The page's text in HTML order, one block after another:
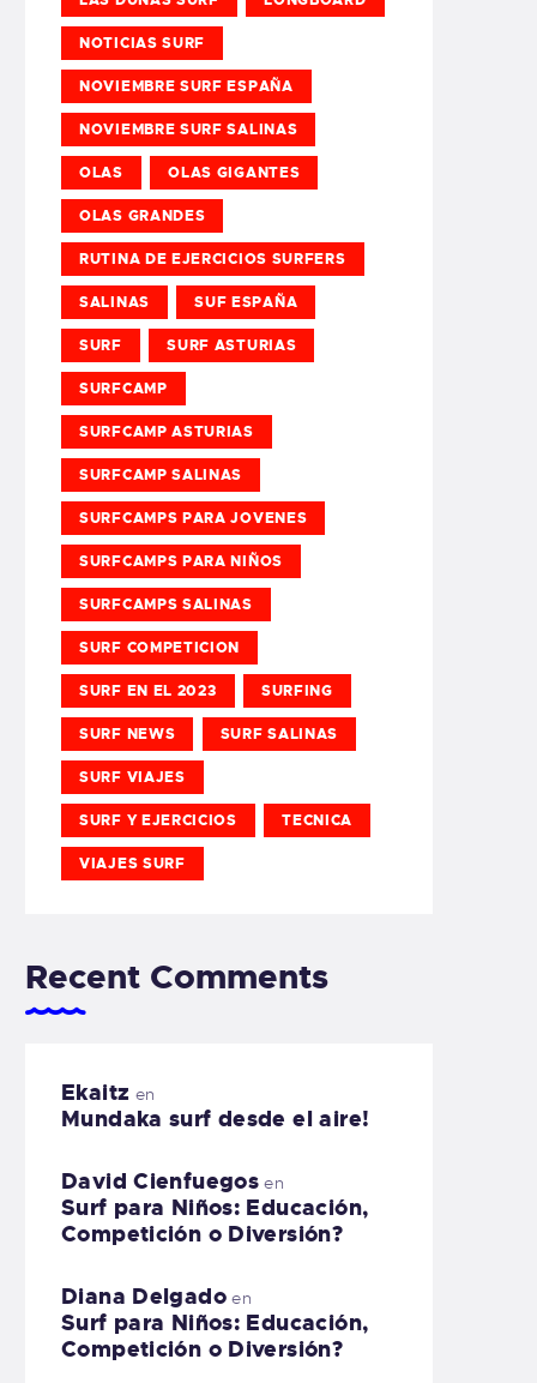
NOTICIAS SURF
NOVIEMBRE SURF ESPAÑA
NOVIEMBRE SURF SALINAS
OLAS OLAS GIGANTES
OLAS GRANDES
RUTINA DE EJERCICIOS SURFERS
SALINAS SUF ESPAÑA
SURF SURF ASTURIAS
SURFCAMP
SURFCAMP ASTURIAS
SURFCAMP SALINAS
SURFCAMPS PARA JOVENES
SURFCAMPS PARA NIÑOS
SURFCAMPS SALINAS
SURF COMPETICION
SURF EN EL 2023 SURFING
SURF NEWS SURF SALINAS
SURF VIAJES
SURF Y EJERCICIOS TECNICA
VIAJES SURF
Recent Comments
Ekaitz en
Mundaka surf desde el aire!
David Cienfuegos en
Surf para Niños: Educación,
Competición o Diversión?
Diana Delgadoen
Surf para Niños: Educación,
Competición o Diversión?